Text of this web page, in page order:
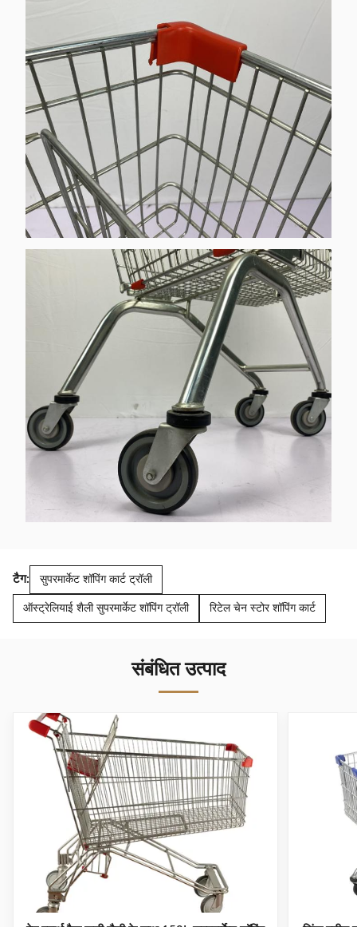
टैग: सुपरमार्केट शॉपिंग कार्ट ट्रॉली
ऑस्ट्रेलियाई शैली सुपरमार्केट शॉपिंग ट्रॉली रिटेल चेन स्टोर शॉपिंग कार्ट
संबंधित उत्पाद